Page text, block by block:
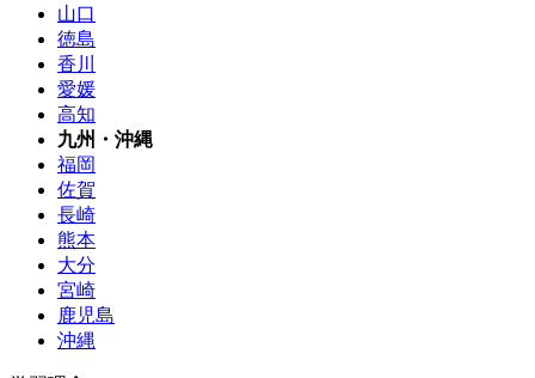
山口
徳島
香川
愛媛
高知
九州・沖縄
福岡
佐賀
長崎
熊本
大分
宮崎
鹿児島
沖縄